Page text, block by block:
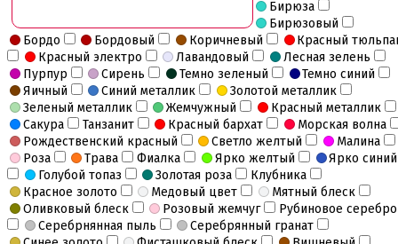
Бирюза
Бирюзовый
Бордо
Бордовый Коричневый
Красный
Красный электро
Лавандовый
Лесная зелень
Пурпур
Сирень Темно зеленый
Темно синий
Яичный
Синий металлик
Золотой металлик
Зеленый металлик
Жемчужный
Красный металлик
Сакура
Танзанит Красный бархат
Морская волна
Рождественский красный
Светло желтый
Малина
Роза
Трава Фиалка Ярко желтый
Ярко синий
Голубой топаз
Золотая роза
Клубника
Красное золото
Медовый цвет
Мятный блеск
Оливковый блеск
Розовый жемчуг
Рубиновое серебро
Серебрнянная пыль
Серебрянный гранат